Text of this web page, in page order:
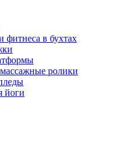
фитнеса в бухтах
ролики
йоги